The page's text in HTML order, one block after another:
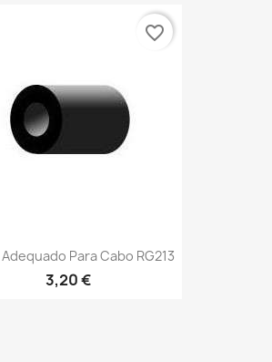
Para Cabo RG213
3,20 €
favorite_border